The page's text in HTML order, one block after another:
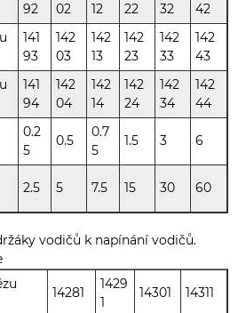
92
02
12
22
32
42
141
93
142
03
142
13
142
23
142
33
142
43
141
94
142
04
142
14
142
24
142
34
142
44
0.2
5
0.5
0.7
5
1.5 3 6
2.5 5 7.5 15 30 60
vodičů k napínání vodičů.
14281
1429
1
14301 14311